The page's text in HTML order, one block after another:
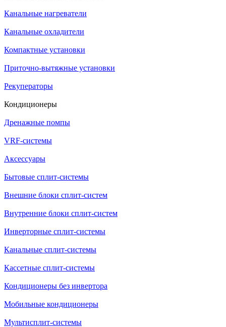
Канальные нагреватели
Канальные охладители
Компактные установки
Приточно-вытяжные установки
Рекуператоры
Кондиционеры
Дренажные помпы
VRF-системы
Аксессуары
Бытовые сплит-системы
Внешние блоки сплит-систем
Внутренние блоки сплит-систем
Инверторные сплит-системы
Канальные сплит-системы
Кассетные сплит-системы
Кондиционеры без инвертора
Мобильные кондиционеры
Мультисплит-системы